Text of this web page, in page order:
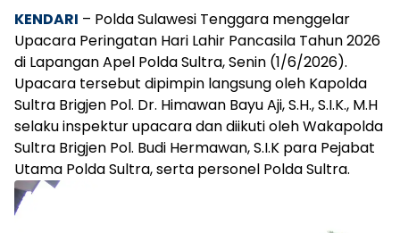
KENDARI – Polda Sulawesi Tenggara menggelar
Upacara Peringatan Hari Lahir Pancasila Tahun 2026
di Lapangan Apel Polda Sultra, Senin (1/6/2026).
Upacara tersebut dipimpin langsung oleh Kapolda
Sultra Brigjen Pol. Dr. Himawan Bayu Aji, S.H., S.I.K., M.H
selaku inspektur upacara dan diikuti oleh Wakapolda
Sultra Brigjen Pol. Budi Hermawan, S.I.K para Pejabat
Utama Polda Sultra, serta personel Polda Sultra.